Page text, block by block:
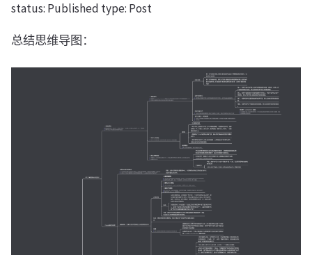
status: Published type: Post
总结思维导图：